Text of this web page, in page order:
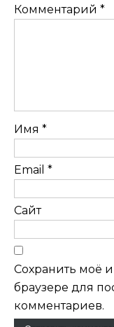
Комментарий *
Имя *
Email *
Сайт
Сохранить моё
браузере для
комментариев.